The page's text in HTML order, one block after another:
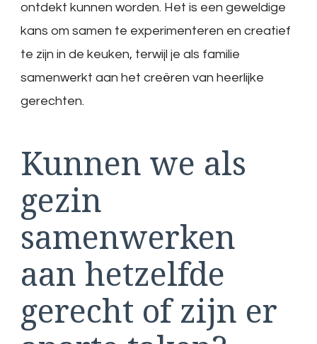
ontdekt kunnen worden. Het is een geweldige
kans om samen te experimenteren en creatief
te zijn in de keuken, terwijl je als familie
samenwerkt aan het creëren van heerlijke
gerechten.
Kunnen we als
gezin
samenwerken
aan hetzelfde
gerecht of zijn er